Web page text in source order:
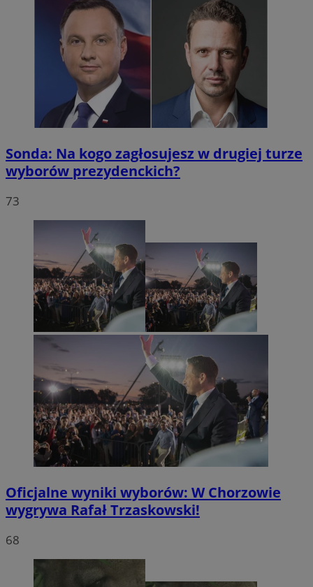
Sonda: Na kogo zagłosujesz w drugiej turze
wyborów prezydenckich?
73
Oficjalne wyniki wyborów: W Chorzowie
wygrywa Rafał Trzaskowski!
68